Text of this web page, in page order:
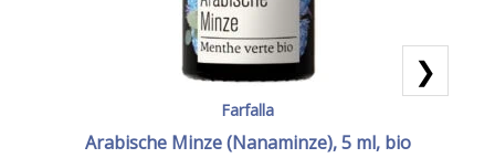
Farfalla
Arabische Minze (Nanaminze), 5 ml, bio
❯